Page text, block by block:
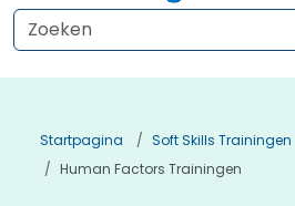
Startpagina
Soft Skills Trainingen
Human Factors Trainingen